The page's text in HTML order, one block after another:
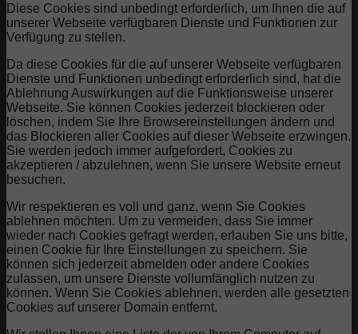
Diese Cookies sind unbedingt erforderlich, um Ihnen die auf
unserer Webseite verfügbaren Dienste und Funktionen zur
Verfügung zu stellen.
Da diese Cookies für die auf unserer Webseite verfügbaren
Dienste und Funktionen unbedingt erforderlich sind, hat die
Ablehnung Auswirkungen auf die Funktionsweise unserer
Webseite. Sie können Cookies jederzeit blockieren oder
löschen, indem Sie Ihre Browsereinstellungen ändern und
das Blockieren aller Cookies auf dieser Webseite erzwingen.
Sie werden jedoch immer aufgefordert, Cookies zu
akzeptieren / abzulehnen, wenn Sie unsere Website erneut
besuchen.
Wir respektieren es voll und ganz, wenn Sie Cookies
ablehnen möchten. Um zu vermeiden, dass Sie immer
wieder nach Cookies gefragt werden, erlauben Sie uns bitte,
einen Cookie für Ihre Einstellungen zu speichern. Sie
können sich jederzeit abmelden oder andere Cookies
zulassen, um unsere Dienste vollumfänglich nutzen zu
können. Wenn Sie Cookies ablehnen, werden alle gesetzten
Cookies auf unserer Domain entfernt.